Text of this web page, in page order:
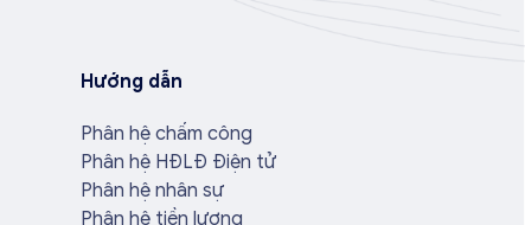
Hướng dẫn
Phân hệ chấm công
Phân hệ HĐLĐ Điện tử
Phân hệ nhân sự
Phân hệ tiền lương